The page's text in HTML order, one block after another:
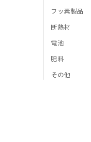
フッ素製品
断熱材
電池
肥料
その他